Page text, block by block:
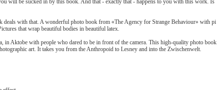
will be sucked in by this book. And that - exactly that - happens to you with this work. Is
with that. A wonderful photo book from «The Agency for Strange Behaviour» with pi
that wrap beautiful bodies in beautiful latex.
in Aktobe with people who dared to be in front of the camera. This high-quality photo book
art. It takes you from the Anthropoid to Lesney and into the Zwischenwelt.